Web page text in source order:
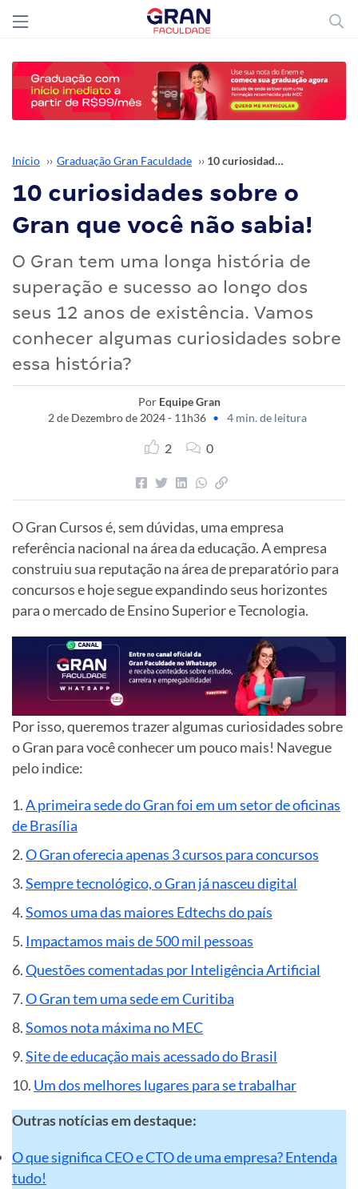
Início ›› Graduação Gran Faculdade ›› 10 curiosidades sobre o Gran que você não sabia!
10 curiosidades sobre o
Gran que você não sabia!
O Gran tem uma longa história de
superação e sucesso ao longo dos
seus 12 anos de existência. Vamos
conhecer algumas curiosidades sobre
essa história?
Por Equipe Gran
2 de Dezembro de 2024 - 11h36 • 4 min. de leitura
2 0
O Gran Cursos é, sem dúvidas, uma empresa
referência nacional na área da educação. A empresa
construiu sua reputação na área de preparatório para
concursos e hoje segue expandindo seus horizontes
para o mercado de Ensino Superior e Tecnologia.
Por isso, queremos trazer algumas curiosidades sobre
o Gran para você conhecer um pouco mais! Navegue
peloindice:
A primeira sede do Gran foi em um setor de oficinas
de Brasília
O Gran oferecia apenas 3 cursos para concursos
Sempre tecnológico, o Gran já nasceu digital
Somos uma das maiores Edtechs do país
Impactamos mais de 500 mil pessoas
Questões comentadas por Inteligência Artificial
O Gran tem uma sede em Curitiba
Somos nota máxima no MEC
Site de educação mais acessado do Brasil
Um dos melhores lugares para se trabalhar
Outras notícias em destaque:
O que significa CEO e CTO de uma empresa? Entenda
tudo!